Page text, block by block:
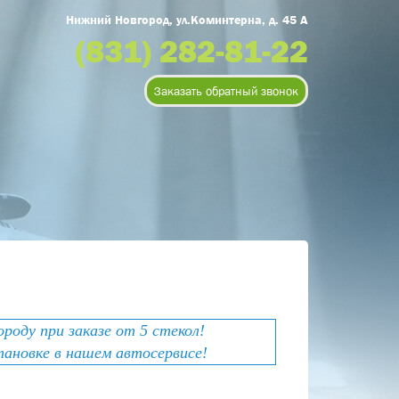
Нижний Новгород, ул.Коминтерна, д. 45 А
(831) 282-81-22
Заказать обратный звонок
при заказе от 5 стекол!
в нашем автосервисе!